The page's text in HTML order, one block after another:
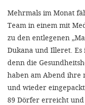
Mehrmals im Monat
Team in einem mit
zu den entlegenen
Dukana und Illeret.
denn die
haben am Abend ihre
und wieder
89 Dörfer erreicht und